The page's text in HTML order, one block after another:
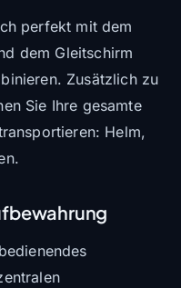
perfekt mit dem
dem Gleitschirm
Zusätzlich zu
Sie Ihre gesamte
Helm,